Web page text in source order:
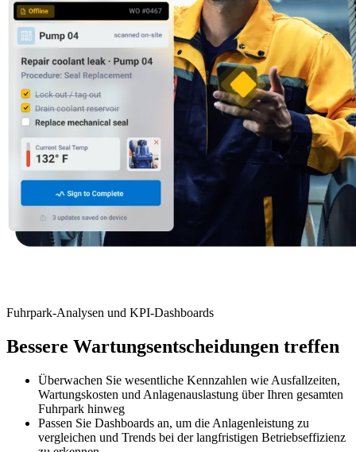
Teile & Bestand
Lagerkontrolle, Nachbestellung, Zykluszählungen
Energie & Versorgung
Erzeugung, Übertragung & Verteilung, erneuerbare Energien
Fuhrpark-Analysen und KPI-Dashboards
Bessere Wartungsentscheidungen treffen
Überwachen Sie wesentliche Kennzahlen wie Ausfallzeiten,
Wartungskosten und Anlagenauslastung über Ihren gesamten
Fuhrpark hinweg
Passen Sie Dashboards an, um die Anlagenleistung zu
vergleichen und Trends bei der langfristigen Betriebseffizienz